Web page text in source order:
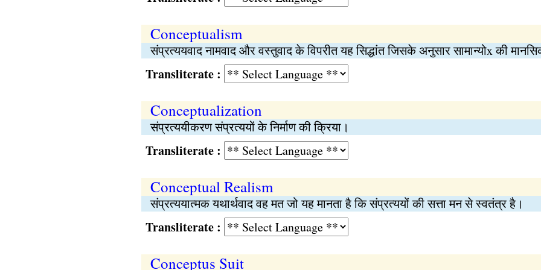
Conceptualism
संप्रत्ययवाद नामवाद और वस्तुवाद के विपरीत यह सिद्धांत जिसके अनुसार सामान्योx की
Transliterate :
Conceptualization
संप्रत्ययीकरण संप्रत्ययों के निर्माण की क्रिया।
Transliterate :
Conceptual Realism
संप्रत्ययात्मक यथार्थवाद वह मत जो यह मानता है कि संप्रत्ययों की सत्ता मन से स्वतंत्र है।
Transliterate :
Conceptus Suit